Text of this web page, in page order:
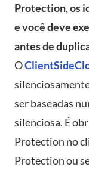
Protection, os
e você deve
antes de
O
ser baseadas
silenciosa. É
Protection no
Protection ou